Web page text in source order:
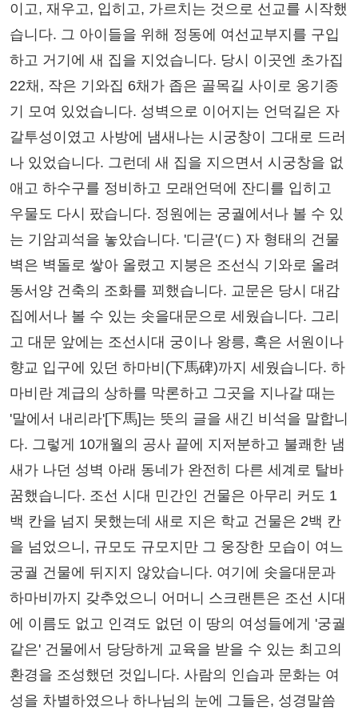
이고, 재우고, 입히고, 가르치는 것으로 선교를 시작했
습니다. 그 아이들을 위해 정동에 여선교부지를 구입
하고 거기에 새 집을 지었습니다. 당시 이곳엔 초가집
22채, 작은 기와집 6채가 좁은 골목길 사이로 옹기종
기 모여 있었습니다. 성벽으로 이어지는 언덕길은 자
갈투성이였고 사방에 냄새나는 시궁창이 그대로 드러
나 있었습니다. 그런데 새 집을 지으면서 시궁창을 없
애고 하수구를 정비하고 모래언덕에 잔디를 입히고
우물도 다시 팠습니다. 정원에는 궁궐에서나 볼 수 있
는 기암괴석을 놓았습니다. '디귿'(ㄷ) 자 형태의 건물
벽은 벽돌로 쌓아 올렸고 지붕은 조선식 기와로 올려
동서양 건축의 조화를 꾀했습니다. 교문은 당시 대감
집에서나 볼 수 있는 솟을대문으로 세웠습니다. 그리
고 대문 앞에는 조선시대 궁이나 왕릉, 혹은 서원이나
향교 입구에 있던 하마비(下馬碑)까지 세웠습니다. 하
마비란 계급의 상하를 막론하고 그곳을 지나갈 때는
'말에서 내리라'[下馬]는 뜻의 글을 새긴 비석을 말합니
다. 그렇게 10개월의 공사 끝에 지저분하고 불쾌한 냄
새가 나던 성벽 아래 동네가 완전히 다른 세계로 탈바
꿈했습니다. 조선 시대 민간인 건물은 아무리 커도 1
백 칸을 넘지 못했는데 새로 지은 학교 건물은 2백 칸
을 넘었으니, 규모도 규모지만 그 웅장한 모습이 여느
궁궐 건물에 뒤지지 않았습니다. 여기에 솟을대문과
하마비까지 갖추었으니 어머니 스크랜튼은 조선 시대
에 이름도 없고 인격도 없던 이 땅의 여성들에게 '궁궐
같은' 건물에서 당당하게 교육을 받을 수 있는 최고의
환경을 조성했던 것입니다. 사람의 인습과 문화는 여
성을 차별하였으나 하나님의 눈에 그들은, 성경말씀